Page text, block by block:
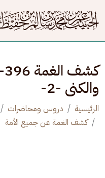
والكنى -2-
الرئيسية دروس ومحاضرات
كشف الغمة عن جميع الأمة